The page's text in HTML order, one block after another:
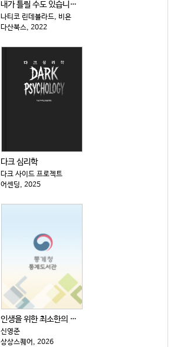
내가 틀릴 수도 있습니다 : 숲속의 현자가 전하는 마지...
나티코 린데블라드, 비욘
다산북스, 2022
다크 심리학
다크 사이드 프로젝트
어센딩, 2025
인생을 위한 최소한의 생각
신영준
상상스퀘어, 2026